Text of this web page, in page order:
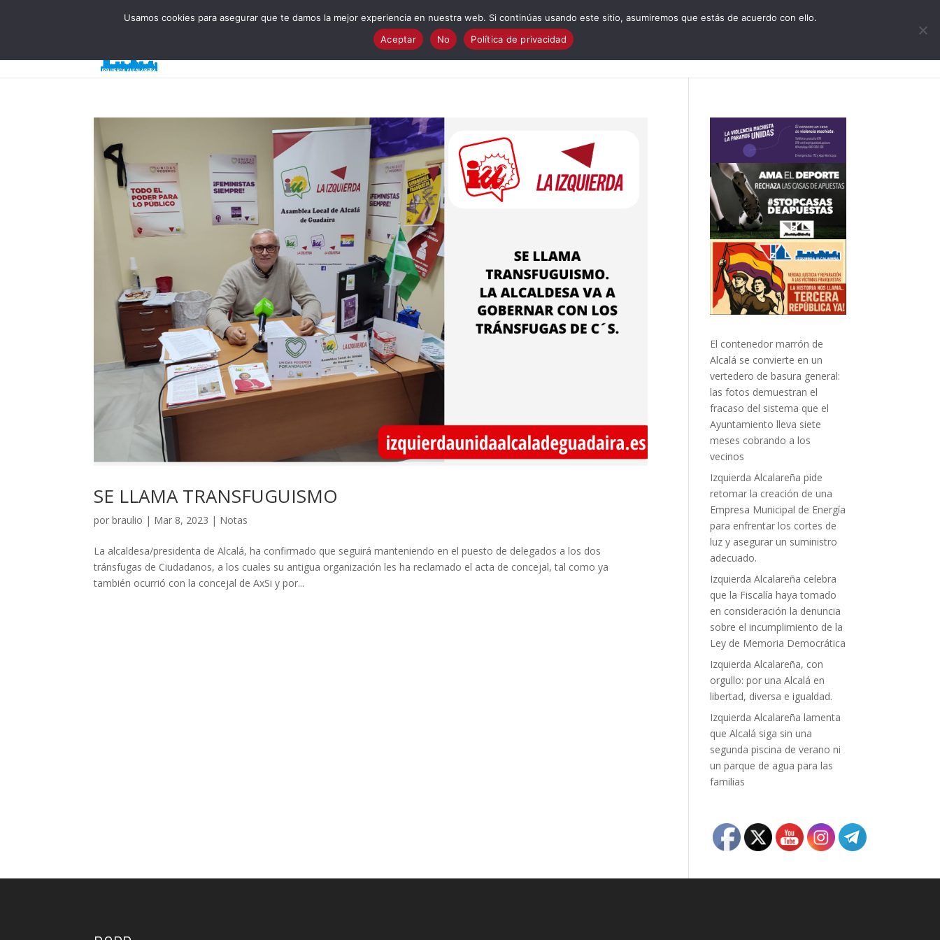
¿Quiénes Somos? Cuestionario electoral Programa
SE LLAMA TRANSFUGUISMO
porbraulio | Mar 8, 2023 | Notas
La alcaldesa/presidenta de Alcalá, ha confirmado que seguirá manteniendo en el puesto de delegados a los dos
tránsfugas de Ciudadanos, a los cuales su antigua organización les ha reclamado el acta de concejal, tal como ya
también ocurrió con la concejal de AxSi y por...
El contenedor marrón de
Alcalá se convierte en un
vertedero de basura general:
las fotos demuestran el
fracaso del sistema que el
Ayuntamiento lleva siete
meses cobrando a los
vecinos
Izquierda Alcalareña pide
retomar la creación de una
Empresa Municipal de Energía
para enfrentar los cortes de
luz y asegurar un suministro
adecuado.
Izquierda Alcalareña celebra
que la Fiscalía haya tomado
en consideración la denuncia
sobre el incumplimiento de la
Ley de Memoria Democrática
Izquierda Alcalareña, con
orgullo: por una Alcalá en
libertad, diversa e igualdad.
Izquierda Alcalareña lamenta
que Alcalá siga sin una
segunda piscina de verano ni
un parque de agua para las
familias
Usamos cookies para asegurar que te damos la mejor experiencia en nuestra web. Si continúas usando este sitio, asumiremos que estás de acuerdo con ello.
Aceptar
No Política de privacidad